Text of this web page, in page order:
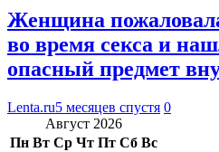
Женщина
во время секса и
опасный предмет
Lenta.ru5 месяцев спустя 0
Август 2026
Пн Вт Ср Чт Пт Сб Вс